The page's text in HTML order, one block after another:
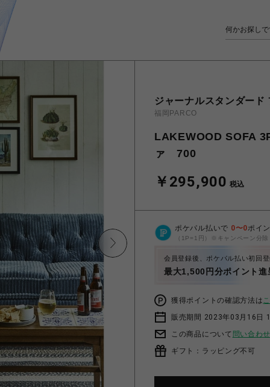
ジャーナルスタンダード
福岡PARCO
LAKEWOOD SOFA
ァ 700
￥295,900 税込
ポケパル払いで 0〜0ポイ
（1P=1円）※キャンペーン分除
会員登録後、ポケパル払い初回
最大1,500円分ポイント進
獲得ポイントの確認方法は
販売期間 2023年03月16日
この商品について 問い合わ
ギフト：ラッピング不可